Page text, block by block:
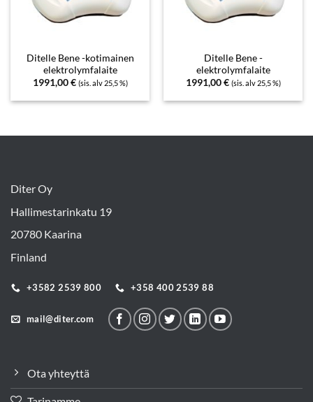
Ditelle Bene -kotimainen
elektrolymfalaite
1991,00€ (sis. alv 25,5 %)
Ditelle Bene -
elektrolymfalaite
1991,00€ (sis. alv 25,5 %)
Diter Oy
Hallimestarinkatu 19
20780 Kaarina
Finland
+3582 2539 800 +358 400 2539 88
mail@diter.com
Ota yhteyttä